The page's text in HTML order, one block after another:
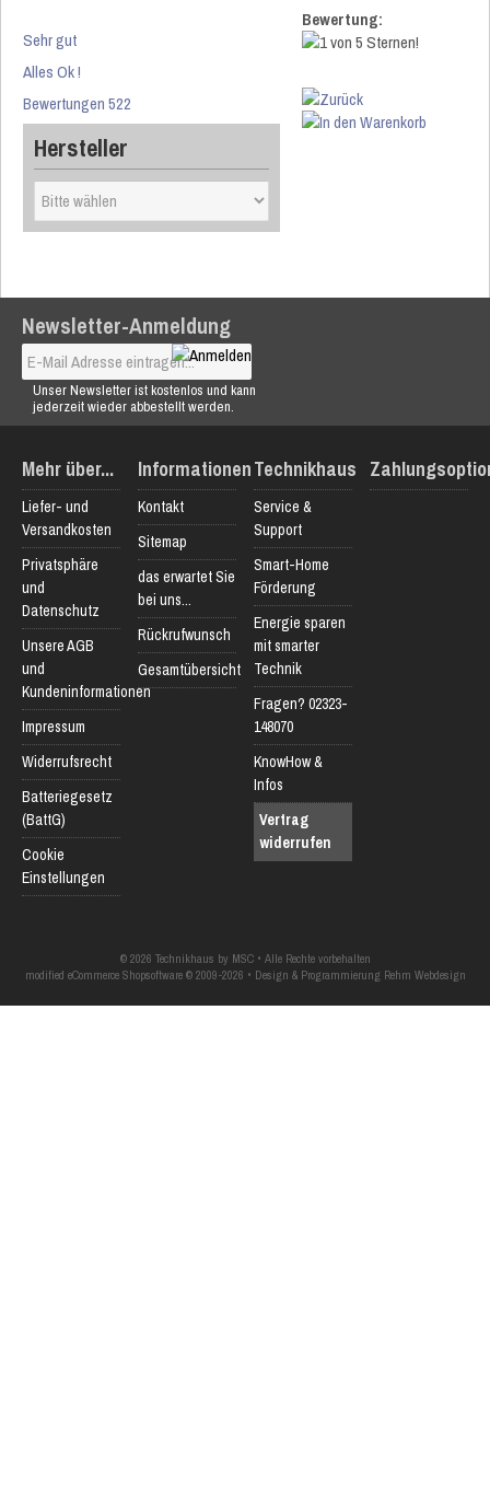
Sehr gut
Alles Ok !
Bewertungen 522
Hersteller
Bewertung:
Newsletter-Anmeldung
Unser Newsletter ist kostenlos und kann
jederzeit wieder abbestellt werden.
Mehr über...
Liefer- und
Versandkosten
Privatsphäre
und
Datenschutz
Unsere AGB
und
Kundeninformationen
Impressum
Widerrufsrecht
Batteriegesetz
(BattG)
Cookie
Einstellungen
Informationen
Kontakt
Sitemap
das erwartet Sie
bei uns...
Rückrufwunsch
Gesamtübersicht
Technikhaus
Service &
Support
Smart-Home
Förderung
Energie sparen
mit smarter
Technik
Fragen? 02323-
148070
KnowHow &
Infos
Vertrag
widerrufen
© 2026 Technikhaus by MSC • Alle Rechte vorbehalten
modified eCommerce Shopsoftware © 2009-2026 • Design & Programmierung Rehm Webdesign